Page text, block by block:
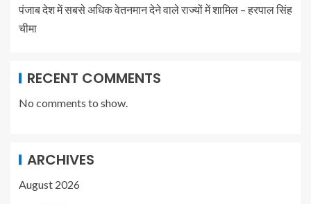
पंजाब देश में सबसे अधिक वेतनमान देने वाले राज्यों में शामिल – हरपाल सिंह
चीमा
RECENT COMMENTS
No comments to show.
ARCHIVES
August 2026